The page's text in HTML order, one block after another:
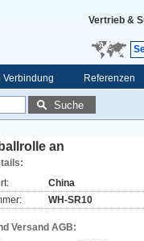
Vertrieb &
Verbindung Referenzen
Suche
an
China
WH-SR10
Versand AGB: